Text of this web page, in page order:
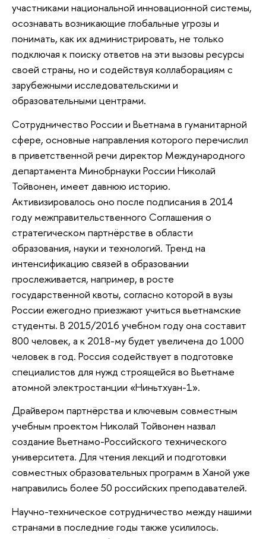
участниками национальной инновационной системы,
осознавать возникающие глобальные угрозы и
понимать, как их администрировать, не только
подключая к поиску ответов на эти вызовы ресурсы
своей страны, но и содействуя коллаборациям с
зарубежными исследовательскими и
образовательными центрами.
Сотрудничество России и Вьетнама в гуманитарной
сфере, основные направления которого перечислил
в приветственной речи директор Международного
департамента Минобрнауки России Николай
Тойвонен, имеет давнюю историю.
Активизировалось оно после подписания в 2014
году межправительственного Соглашения о
стратегическом партнёрстве в области
образования, науки и технологий. Тренд на
интенсификацию связей в образовании
прослеживается, например, в росте
государственной квоты, согласно которой в вузы
России ежегодно приезжают учиться вьетнамские
студенты. В 2015/2016 учебном году она составит
800 человек, а к 2018-му будет увеличена до 1000
человек в год. Россия содействует в подготовке
специалистов для нужд строящейся во Вьетнаме
атомной электростанции «Ниньтхуан-1».
Драйвером партнёрства и ключевым совместным
учебным проектом Николай Тойвонен назвал
создание Вьетнамо-Российского технического
университета. Для чтения лекций и подготовки
совместных образовательных программ в Ханой уже
направились более 50 российских преподавателей.
Научно-техническое сотрудничество между нашими
странами в последние годы также усилилось.